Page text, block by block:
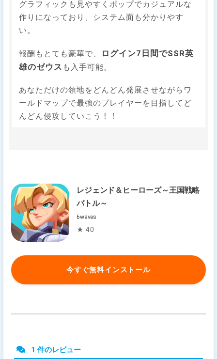
グラフィックも見やすくポップでカジュアルな
作りになっており、システム面も分かりやす
い。
報酬もとても豪華で、
ログイン7日間でSSR英
雄のゼウス も入手可能。
あなただけの領地をどんどん発展させながらワ
ールドマップで最強のプレイヤーを目指してど
んどん侵攻していこう！！
レジェンド＆ヒーローズ～王国戦略
バトル～
6waves
★ 4.0
今すぐ無料インストール
1 件のレビュー